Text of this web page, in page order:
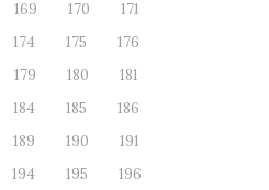
169 170
171
174 175
176
179 180
181
184 185
186
189 190
191
194 195
196